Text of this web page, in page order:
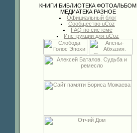
КНИГИ БИБЛИОТЕКА ФОТОАЛЬБОМ
МЕДИАТЕКА РАЗНОЕ
Официальный блог
Сообщество uCoz
FAQ по системе
Инструкции для uCoz